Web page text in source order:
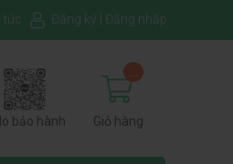
tức Đăng ký Đăng nhập
bảo hành Giỏ hàng